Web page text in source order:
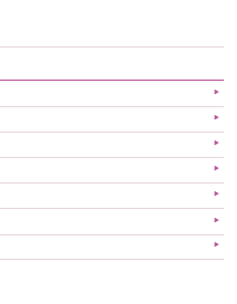
▶︎
▶︎
▶︎
▶︎
▶︎
▶︎
▶︎